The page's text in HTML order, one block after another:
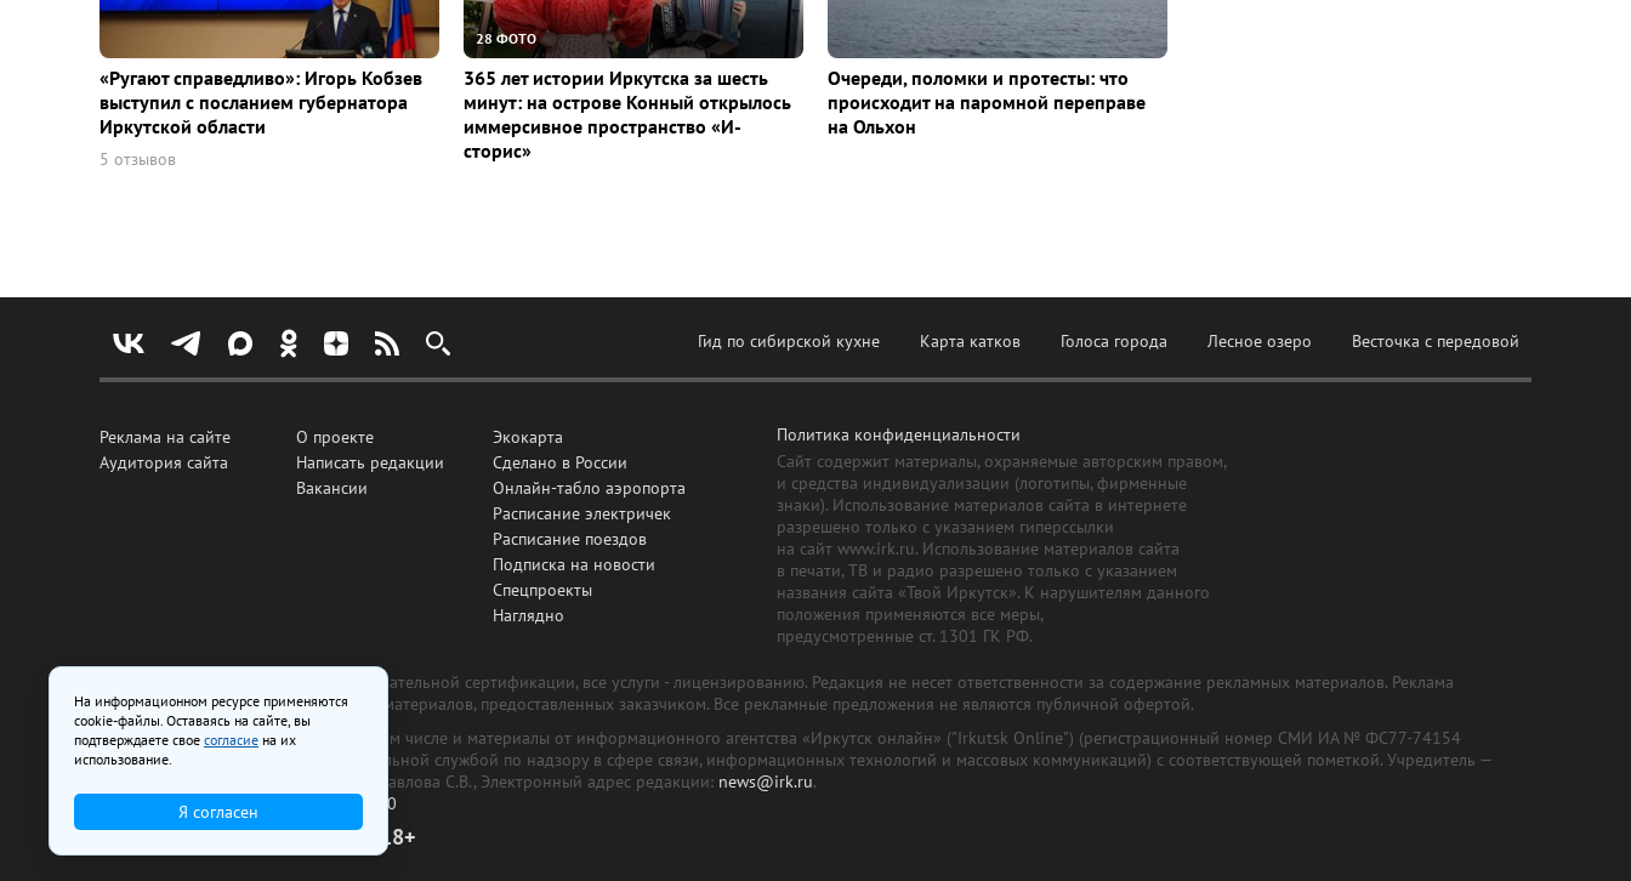
«Ругают справедливо»: Игорь Кобзев
выступил с посланием губернатора
Иркутской области
5 отзывов
28 ФОТО
365 лет истории Иркутска за шесть
минут: на острове Конный открылось
иммерсивное пространство «И-
сторис»
Очереди, поломки и протесты: что
происходит на паромной переправе
на Ольхон
Гид по сибирской кухне Карта катков Голоса города Лесное озеро Весточка с передовой
Реклама на сайте
Аудитория сайта
О проекте
Написать редакции
Вакансии
Экокарта
Сделано в России
Онлайн-табло аэропорта
Расписание электричек
Расписание поездов
Подписка на новости
Спецпроекты
Наглядно
Политика конфиденциальности
Сайт содержит материалы, охраняемые авторским правом,
и средства индивидуализации (логотипы, фирменные
знаки). Использование материалов сайта в интернете
разрешено только с указанием гиперссылки
на сайт www.irk.ru. Использование материалов сайта
в печати, ТВ и радио разрешено только с указанием
названия сайта «Твой Иркутск». К нарушителям данного
положения применяются все меры,
предусмотренные ст. 1301 ГК РФ.
Все рекламные товары подлежат обязательной сертификации, все услуги - лицензированию. Редакция не несет ответственности за содержание рекламных материалов. Реклама
изготовлена и размещена на основе материалов, предоставленных заказчиком. Все рекламные предложения не являются публичной офертой.
На сайте www.irk.ru размещаются в том числе и материалы от информационного агентства «Иркутск онлайн» ("Irkutsk Online") (регистрационный номер СМИ ИА № ФС77-74154
от 29 октября 2018 г., выдан Федеральной службой по надзору в сфере связи, информационных технологий и массовых коммуникаций) с соответствующей пометкой. Учредитель —
ООО «Ирк.ру». Главный редактор — Павлова С.В., Электронный адрес редакции: news@irk.ru.
Телефон редакции:
+7 (3952) 48-88-50
18+
На информационном ресурсе применяются
cookie-файлы. Оставаясь на сайте, вы
подтверждаете свое согласие на их
использование.
Я согласен